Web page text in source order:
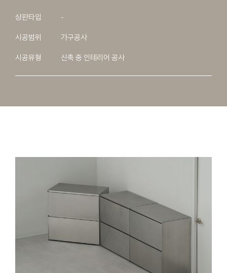
상판타입 -
시공범위 가구공사
시공유형 신축 중 인테리어 공사